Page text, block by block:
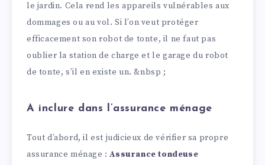
le jardin. Cela rend les appareils vulnérables aux
dommages ou au vol. Si l’on veut protéger
efficacement son robot de tonte, il ne faut pas
oublier la station de charge et le garage du robot
de tonte, s’il en existe un. &nbsp ;
A inclure dans l’assurance ménage
Tout d’abord, il est judicieux de vérifier sa propre
assurance ménage :Assurance tondeuse